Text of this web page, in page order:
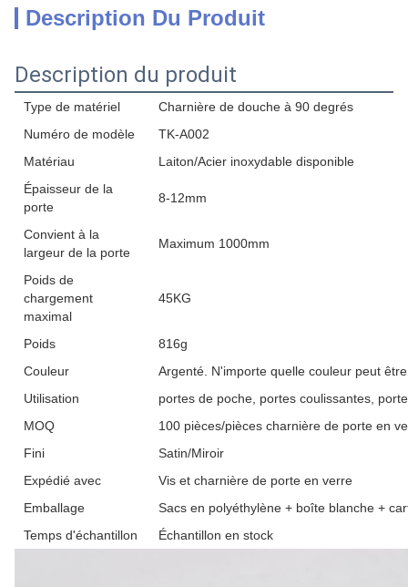
Description Du Produit
Description du produit
Type de matériel
Charnière de douche à 90 degrés
Numéro de modèle
TK-A002
Matériau
Laiton/Acier inoxydable disponible
Épaisseur de la
porte
8-12mm
Convient à la
largeur de la porte
Maximum 1000mm
Poids de
chargement
maximal
45KG
Poids
816g
Couleur
Argenté. N'importe quelle couleur peut
Utilisation
portes de poche, portes coulissantes,
MOQ
100 pièces/pièces charnière de porte en
Fini
Satin/Miroir
Expédié avec
Vis et charnière de porte en verre
Emballage
Sacs en polyéthylène + boîte blanche +
Temps d'échantillon
Échantillon en stock